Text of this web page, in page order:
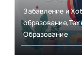
Забавление и
Образование